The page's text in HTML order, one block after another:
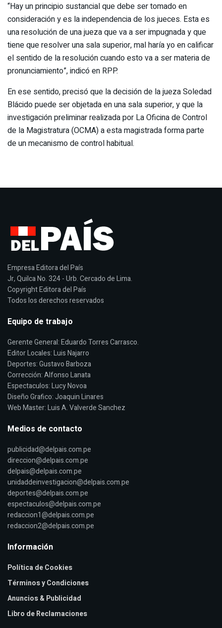
“Hay un principio sustancial que debe ser tomado en
consideración y es la independencia de los jueces. Esta es
una resolución de una jueza que va a ser impugnada y que
tiene que resolver una sala superior, mal haría yo en calificar
el sentido de la resolución cuando esto va a ser materia de
pronunciamiento”, indicó en RPP.
En ese sentido, precisó que la decisión de la jueza Soledad
Blácido puede ser objetada en una sala superior, y que la
investigación preliminar realizada por La Oficina de Control
de la Magistratura (OCMA) a esta magistrada forma parte
de un mecanismo de control habitual.
Empresa Editora del País
Jr, Quilca No. 324 - Urb. Cercado de Lima.
Copyright Editora del País
Todos los derechos reservados
Equipo de trabajo
Gerente General: Eduardo Torres Carrasco.
Editor Locales: Luis Najarro
Deportes: Gustavo Barboza
Corrección: Alfonso Lanata
Espectaculos: Lucy Novoa
Diseño Grafico: Joaquin Linares
Web Master: Luis A. Valverde Sanchez
Medios de contacto
publicidad@delpais.com.pe
direccion@delpais.com.pe
delpais@delpais.com.pe
unidaddeinvestigacion@delpais.com.pe
deportes@delpais.com.pe
espectaculos@delpais.com.pe
redaccion1@delpais.com.pe
redaccion2@delpais.com.pe
Información
Política de Cookies
Términos y Condiciones
Anuncios & Publicidad
Libro de Reclamaciones